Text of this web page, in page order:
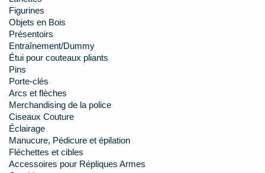
Figurines
Objets en Bois
Présentoirs
Entraînement/Dummy
Étui pour couteaux pliants
Pins
Porte-clés
Arcs et flèches
Merchandising de la police
Ciseaux Couture
Éclairage
Manucure, Pédicure et épilation
Fléchettes et cibles
Accessoires pour Répliques Armes